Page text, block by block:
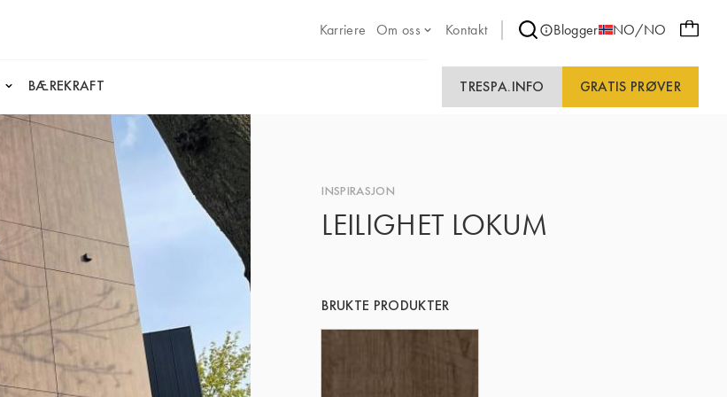
Karriere
Om oss Kontakt Blogger NO/NO
BÆREKRAFT TRESPA.INFO GRATIS PRØVER
INSPIRASJON
LEILIGHET LOKUM
BRUKTE PRODUKTER